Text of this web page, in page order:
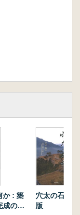
ブーム」はあ
深草院二条の
野龍太郎
の展開―安保
田崇之
か : 築
成の三
穴太の石積
版